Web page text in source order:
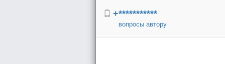
+***********
вопросы автору